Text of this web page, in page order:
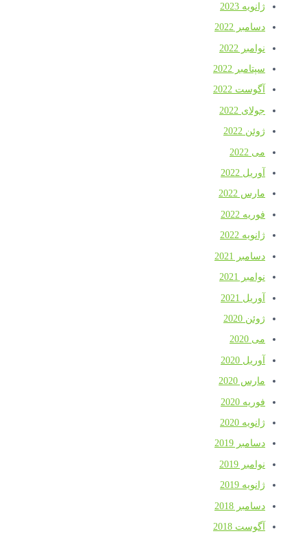
ژانویه 2023
دسامبر 2022
نوامبر 2022
سپتامبر 2022
آگوست 2022
جولای 2022
ژوئن 2022
می 2022
آوریل 2022
مارس 2022
فوریه 2022
ژانویه 2022
دسامبر 2021
نوامبر 2021
آوریل 2021
ژوئن 2020
می 2020
آوریل 2020
مارس 2020
فوریه 2020
ژانویه 2020
دسامبر 2019
نوامبر 2019
ژانویه 2019
دسامبر 2018
آگوست 2018